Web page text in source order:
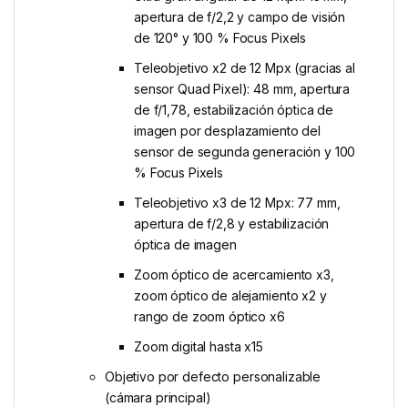
apertura de f/2,2 y campo de visión
de 120° y 100 % Focus Pixels
Teleobjetivo x2 de 12 Mpx (gracias al
sensor Quad Pixel): 48 mm, apertura
de f/1,78, estabili­zación óptica de
imagen por desplazamiento del
sensor de segunda generación y 100
% Focus Pixels
Teleobjetivo x3 de 12 Mpx: 77 mm,
apertura de f/2,8 y estabili­zación
óptica de imagen
Zoom óptico de acercamiento x3,
zoom óptico de alejamiento x2 y
rango de zoom óptico x6
Zoom digital hasta x15
Objetivo por defecto personalizable
(cámara principal)